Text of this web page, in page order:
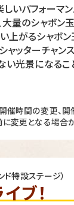
いパフォーマ
量のシャボン
上がるシャボン
ッターチャンス
い光景になるこ
催時間の変更、
変更となる場合
特設ステージ）
ブ！